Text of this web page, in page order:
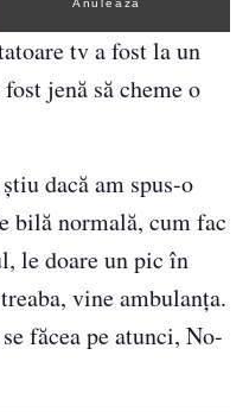
tv a fost la un
jenă să cheme o
dacă am spus-o
bilă normală, cum fac
le doare un pic în
vine ambulanța.
făcea pe atunci, No-